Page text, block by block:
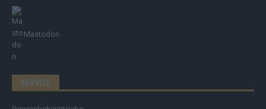
Mastodon
SERVICE